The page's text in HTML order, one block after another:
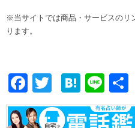
※当サイトでは商品・サービスのリ
ります。
F
ac
e
T
w
itt
H
at
e
Li
n
e